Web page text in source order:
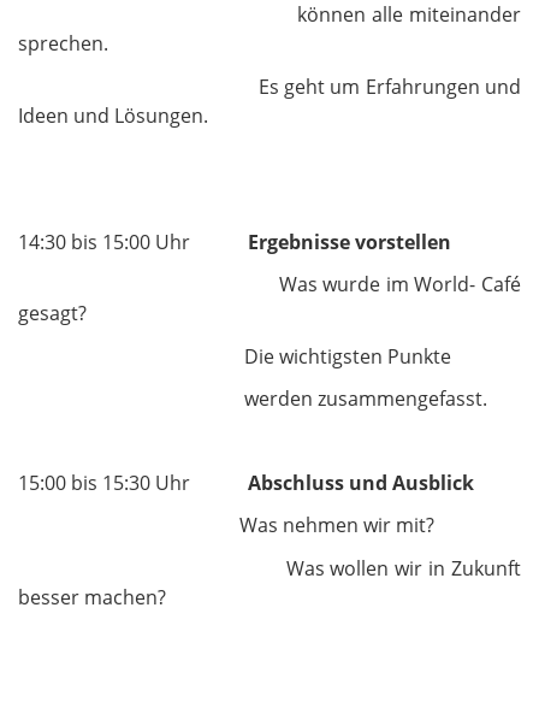
können alle miteinander
sprechen.
Es geht um Erfahrungen und
Ideen und Lösungen.
14:30 bis 15:00 Uhr Ergebnisse vorstellen
Was wurde im World- Café
gesagt?
Die wichtigsten Punkte
werden zusammengefasst.
15:00 bis 15:30 Uhr Abschluss und Ausblick
Was nehmen wir mit?
Was wollen wir in Zukunft
besser machen?